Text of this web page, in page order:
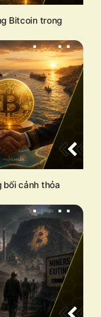
Bitcoin trong
bối cảnh thỏa